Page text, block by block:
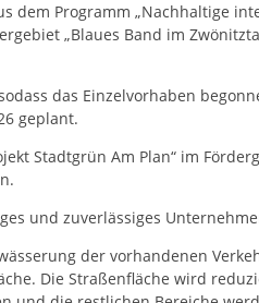
dem Programm „Nachhaltige
„Blaues Band im
das Einzelvorhaben
geplant.
Stadtgrün Am Plan“ im
und zuverlässiges
der vorhandenen
Die Straßenfläche wird